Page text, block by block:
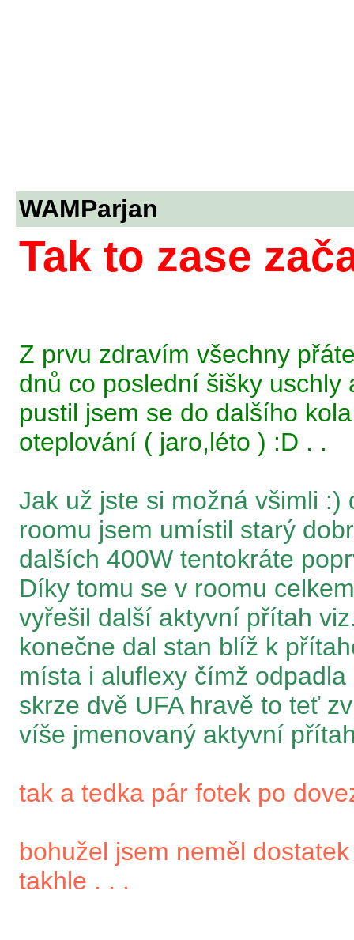
WAMParjan
Tak to zase
Z prvu zdravím všechny
dnů co poslední šišky
pustil jsem se do dalšího
oteplování ( jaro,léto ) :D . .
Jak už jste si možná všimli
roomu jsem umístil starý
dalších 400W tentokráte
Díky tomu se v roomu
vyřešil další aktyvní přítah
konečne dal stan blíž k
místa i aluflexy čímž
skrze dvě UFA hravě to teť
víše jmenovaný aktyvní
tak a tedka pár fotek po
bohužel jsem neměl
takhle . . .